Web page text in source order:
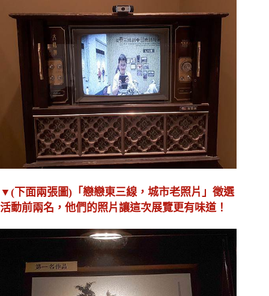
▼(下面兩張圖)「戀戀東三線，城市老照片」徵選
活動前兩名，他們的照片讓這次展覽更有味道！